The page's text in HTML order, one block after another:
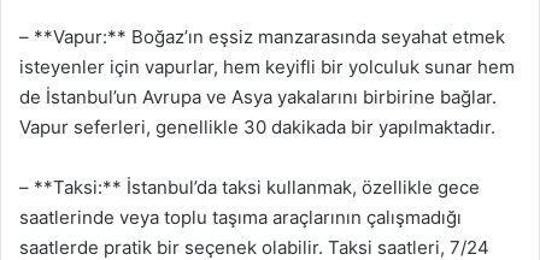
– **Vapur:** Boğaz’ın eşsiz manzarasında seyahat etmek
isteyenler için vapurlar, hem keyifli bir yolculuk sunar hem
de İstanbul’un Avrupa ve Asya yakalarını birbirine bağlar.
Vapur seferleri, genellikle 30 dakikada bir yapılmaktadır.
– **Taksi:** İstanbul’da taksi kullanmak, özellikle gece
saatlerinde veya toplu taşıma araçlarının çalışmadığı
saatlerde pratik bir seçenek olabilir. Taksi saatleri, 7/24